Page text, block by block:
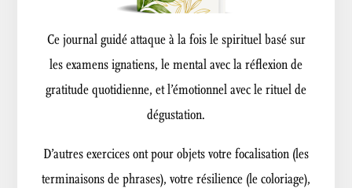
Ce journal guidé attaque à la fois le spirituel basé sur
les examens ignatiens, le mental avec la réflexion de
gratitude quotidienne, et l’émotionnel avec le rituel de
dégustation.
D’autres exercices ont pour objets votre focalisation (les
terminaisons de phrases), votre résilience (le coloriage),